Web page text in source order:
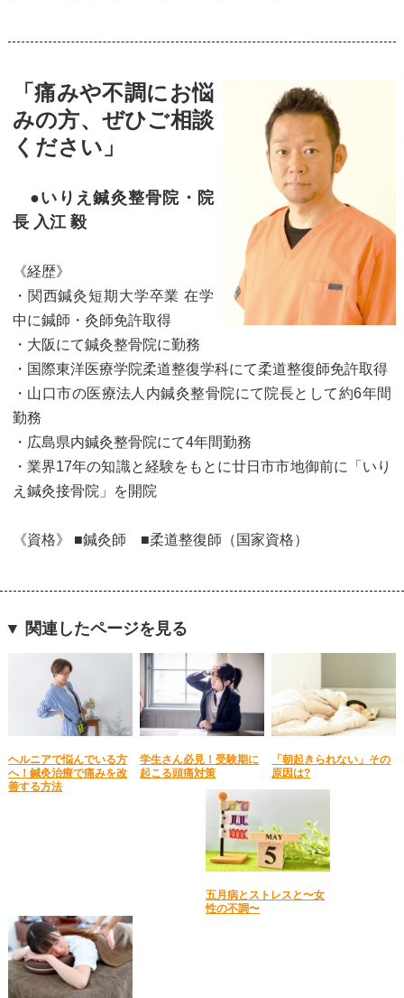
「痛みや不調にお悩
みの方、ぜひご相談
ください」
●いりえ鍼灸整骨院・院
長 入江 毅
《経歴》
・関西鍼灸短期大学卒業 在学
中に鍼師・灸師免許取得
・大阪にて鍼灸整骨院に勤務
・国際東洋医療学院柔道整復学科にて柔道整復師免許取得
・山口市の医療法人内鍼灸整骨院にて院長として約6年間
勤務
・広島県内鍼灸整骨院にて4年間勤務
・業界17年の知識と経験をもとに廿日市市地御前に「いり
え鍼灸接骨院」を開院
《資格》 ■鍼灸師 ■柔道整復師（国家資格）
▼ 関連したページを見る
ヘルニアで悩んでいる方
へ！鍼灸治療で痛みを改
善する方法
学生さん必見！受験期に
起こる頭痛対策
「朝起きられない」その
原因は?
五月病とストレスと〜女
性の不調〜